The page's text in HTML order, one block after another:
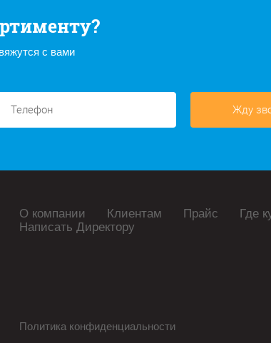
с вами
Жду
О компании Клиентам Прайс Где
Написать Директору
Политика конфиденциальности